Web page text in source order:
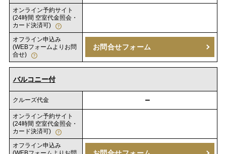
オンライン予約サイト
(24時間 空室代金照会・
カード決済可)
オフライン申込み
(WEBフォームよりお問
合せ)
お問合せフォーム
バルコニー付
クルーズ代金 －
オンライン予約サイト
(24時間 空室代金照会・
カード決済可)
オフライン申込み